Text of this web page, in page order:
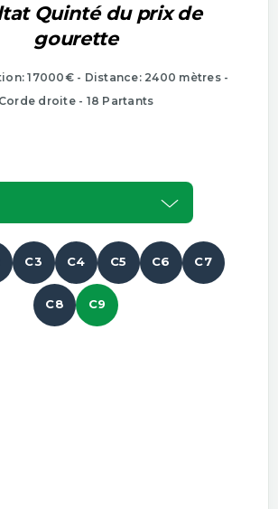
Quinté du prix de
gourette
17000€ - Distance: 2400 mètres -
Corde droite - 18 Partants
C3 C4 C5 C6 C7
C8 C9